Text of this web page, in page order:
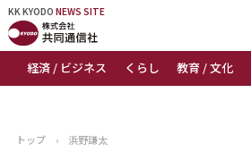
KK KYODO NEWS SITE
経済 / ビジネス くらし 教育 / 文化
KK KYODONEWS SITE
トップページ
トップ › 浜野謙太